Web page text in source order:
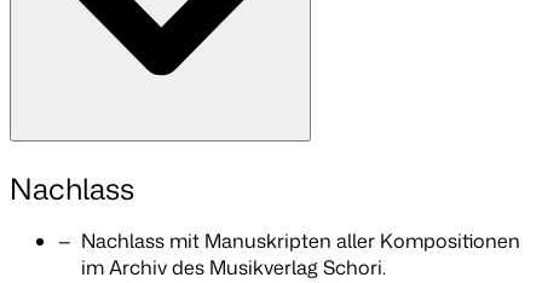
Nachlass
Nachlass mit Manuskripten aller Kompositionen
im Archiv des Musikverlag Schori.